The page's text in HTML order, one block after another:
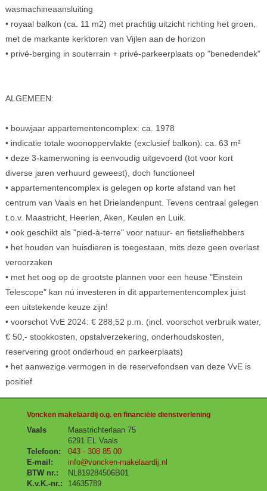
wasmachineaansluiting
• royaal balkon (ca. 11 m2) met prachtig uitzicht richting het groen,
met de markante kerktoren van Vijlen aan de horizon
• privé-berging in souterrain + privé-parkeerplaats op "benedendek"
ALGEMEEN:
• bouwjaar appartementencomplex: ca. 1978
• indicatie totale woonoppervlakte (exclusief balkon): ca. 63 m²
• deze 3-kamerwoning is eenvoudig uitgevoerd (tot voor kort
diverse jaren verhuurd geweest), doch functioneel
• appartementencomplex is gelegen op korte afstand van het
centrum van Vaals en het Drielandenpunt. Tevens centraal gelegen
t.o.v. Maastricht, Heerlen, Aken, Keulen en Luik.
• ook geschikt als "pied-à-terre" voor natuur- en fietsliefhebbers
• het houden van huisdieren is toegestaan, mits deze geen overlast
veroorzaken
• met het oog op de grootste plannen voor een heuse "Einstein
Telescope" kan nú investeren in dit appartementencomplex juist
een uitstekende keuze zijn!
• voorschot VvE 2024: € 288,52 p.m. (incl. voorschot verbruik water,
€ 50,- stookkosten, opstalverzekering, onderhoudskosten,
reservering groot onderhoud en parkeerplaats)
• het aanwezige vermogen in de reservefondsen van deze VvE is
positief
Voncken makelaardij o.g. en financiële dienstverlening
Vaals
Maastrichterlaan 75
6291 EL Vaals
Telefoon: 043 - 308 85 00
E-mail:
info@voncken-makelaardij.nl
BTW nr.:
NL819284506B01
K.v.K.-nr.:
14635789